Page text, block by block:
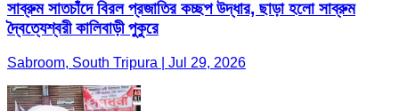
সাব্রুম সাতচাঁদে বিরল প্রজাতির কচ্ছপ উদ্ধার, ছাড়া হলো সাব্রুম
দ্বৈত্যেশ্বরী কালিবাড়ী পুকুরে
Sabroom, South Tripura | Jul 29, 2026